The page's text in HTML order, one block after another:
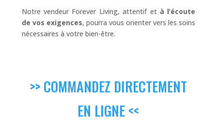
Notre vendeur Forever Living, attentif et à l’écoute
de vos exigences, pourra vous orienter vers les soins
nécessaires à votre bien-être.
>> COMMANDEZ DIRECTEMENT
EN LIGNE <<